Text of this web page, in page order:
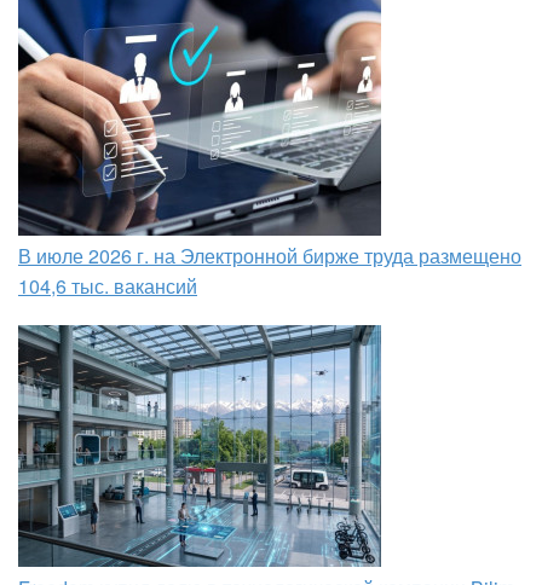
В июле 2026 г. на Электронной бирже труда размещено
104,6 тыс. вакансий